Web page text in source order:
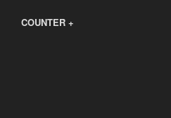
COUNTER +